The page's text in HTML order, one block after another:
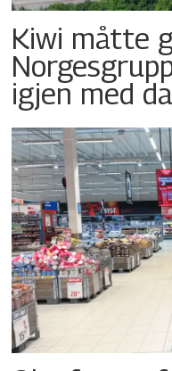
Kiwi måtte
igjen med